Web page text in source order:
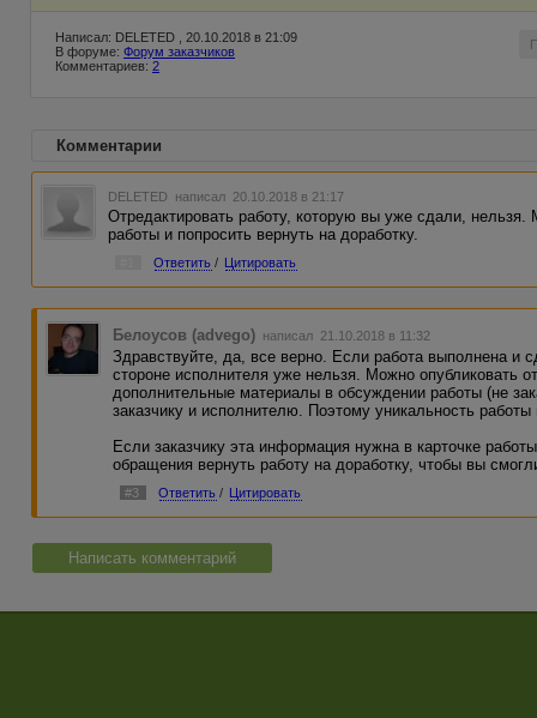
Написал: DELETED , 20.10.2018 в 21:09
В форуме: Форум заказчиков
Комментариев: 2
Комментарии
DELETED написал 20.10.2018 в 21:17
Отредактировать работу, которую вы уже сдали, нельзя.
работы и попросить вернуть на доработку.
Ответить / Цитировать
Белоусов (advego) написал 21.10.2018 в 11:32
Здравствуйте, да, все верно. Если работа выполнена и
стороне исполнителя уже нельзя. Можно опубликовать
дополнительные материалы в обсуждении работы (не
заказчику и исполнителю. Поэтому уникальность работы
Если заказчику эта информация нужна в карточке
обращения вернуть работу на доработку, чтобы вы
#3 Ответить / Цитировать
Написать комментарий